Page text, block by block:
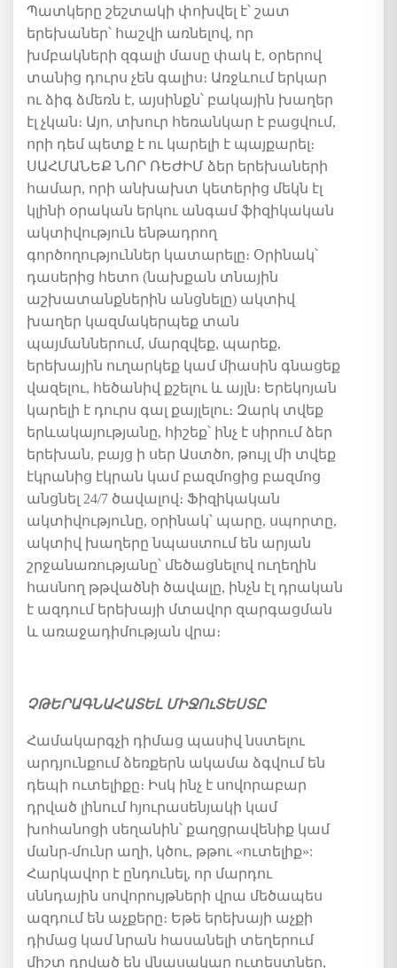
Պատկերը շեշտակի փոխվել է՝ շատ
երեխաներ՝ հաշվի առնելով, որ
խմբակների զգալի մասը փակ է, օրերով
տանից դուրս չեն գալիս։ Առջևում երկար
ու ձիգ ձմեռն է, այսինքն՝ բակային խաղեր
էլ չկան։ Այո, տխուր հեռանկար է բացվում,
որի դեմ պետք է ու կարելի է պայքարել։
ՍԱՀՄԱՆԵՔ ՆՈՐ ՌԵԺԻՄ ձեր երեխաների
համար, որի անխախտ կետերից մեկն էլ
կլինի օրական երկու անգամ ֆիզիկական
ակտիվություն ենթադրող
գործողություններ կատարելը։ Օրինակ՝
դասերից հետո (նախքան տնային
աշխատանքներին անցնելը) ակտիվ
խաղեր կազմակերպեք տան
պայմաններում, մարզվեք, պարեք,
երեխային ուղարկեք կամ միասին գնացեք
վազելու, հեծանիվ քշելու և այլն։ Երեկոյան
կարելի է դուրս գալ քայլելու։ Զարկ տվեք
երևակայությանը, հիշեք՝ ինչ է սիրում ձեր
երեխան, բայց ի սեր Աստծո, թույլ մի տվեք
էկրանից էկրան կամ բազմոցից բազմոց
անցնել 24/7 ծավալով։ Ֆիզիկական
ակտիվությունը, օրինակ՝ պարը, սպորտը,
ակտիվ խաղերը նպաստում են արյան
շրջանառությանը՝ մեծացնելով ուղեղին
հասնող թթվածնի ծավալը, ինչն էլ դրական
է ազդում երեխայի մտավոր զարգացման
և առաջադիմության վրա։
ՉԹԵՐԱԳՆԱՀԱՏԵԼ ՄԻՋՈւՏԵՍՏԸ
Համակարգչի դիմաց պասիվ նստելու
արդյունքում ձեռքերն ակամա ձգվում են
դեպի ուտելիքը։ Իսկ ինչ է սովորաբար
դրված լինում հյուրասենյակի կամ
խոհանոցի սեղանին՝ քաղցրավենիք կամ
մանր-մունր աղի, կծու, թթու «ուտելիք»:
Հարկավոր է ընդունել, որ մարդու
սննդային սովորույթների վրա մեծապես
ազդում են աչքերը։ Եթե երեխայի աչքի
դիմաց կամ նրան հասանելի տեղերում
միշտ դրված են վնասակար ուտեստներ,